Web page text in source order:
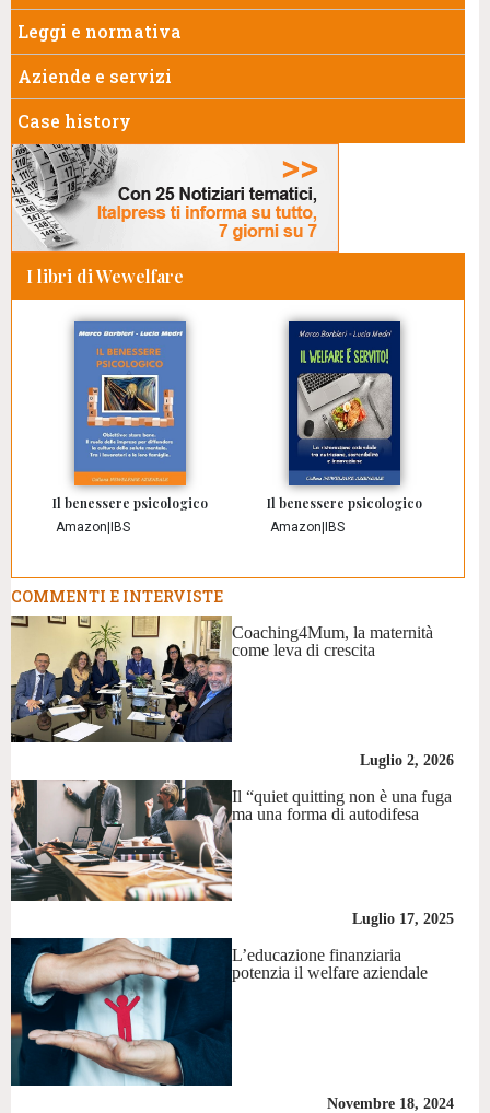
Leggi e normativa
Aziende e servizi
Case history
I libri di Wewelfare
Il benessere psicologico
Amazon IBS
Il benessere psicologico
Amazon IBS
COMMENTI E INTERVISTE
Coaching4Mum, la maternità
come leva di crescita
Luglio 2, 2026
Il “quiet quitting non è una fuga
ma una forma di autodifesa
Luglio 17, 2025
L’educazione finanziaria
potenzia il welfare aziendale
Novembre 18, 2024